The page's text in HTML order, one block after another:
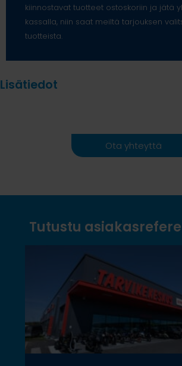
kiinnostavat tuotteet ostoskoriin ja jätä
kassalla, niin saat meiltä tarjouksen
tuotteista.
Lisätiedot
Ota yhteyttä
Tutustu